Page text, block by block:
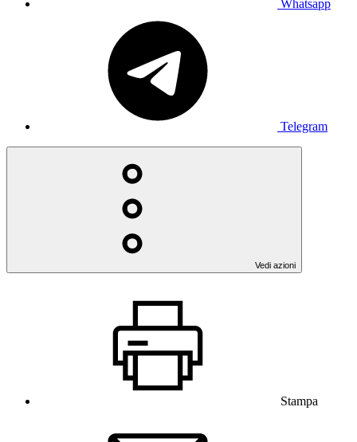
Whatsapp
Telegram
Vedi azioni
Stampa